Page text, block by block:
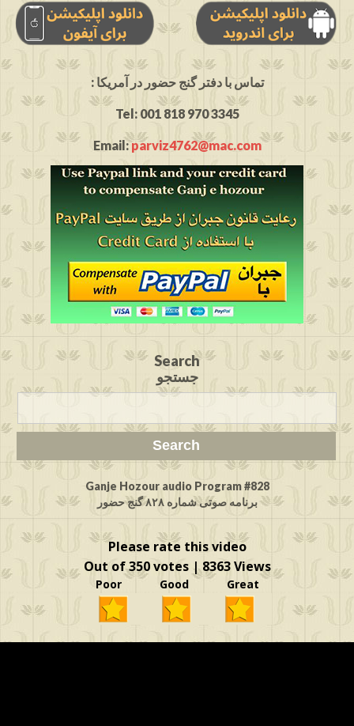
: تماس با دفتر گنج حضور در آمریکا
Tel: 001 818 970 3345
Email:parviz4762@mac.com
Search
جستجو
Ganje Hozour audio Program #828
برنامه صوتی شماره ۸۲۸ گنج حضور
Please rate this video
Out of 350 votes | 8363 Views
Poor Good Great